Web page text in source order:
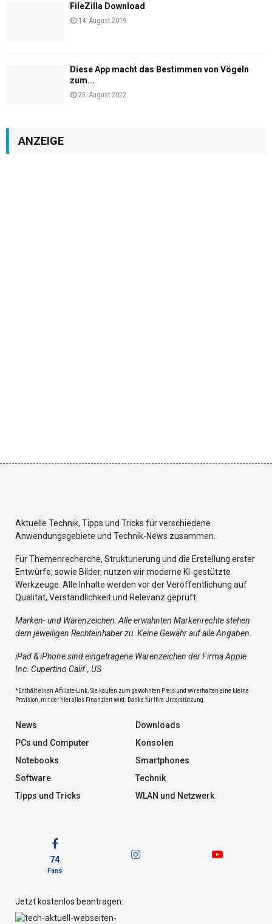
FileZilla Download
14. August 2019
Diese App macht das Bestimmen von Vögeln
zum...
25. August 2022
ANZEIGE
Aktuelle Technik, Tipps und Tricks für verschiedene
Anwendungsgebiete und Technik-News zusammen.
Für Themenrecherche, Strukturierung und die Erstellung erster
Entwürfe, sowie Bilder, nutzen wir moderne KI-gestützte
Werkzeuge. Alle Inhalte werden vor der Veröffentlichung auf
Qualität, Verständlichkeit und Relevanz geprüft.
Marken- und Warenzeichen: Alle erwähnten Markenrechte stehen
dem jeweiligen Rechteinhaber zu. Keine Gewähr auf alle Angaben.
iPad & iPhone sind eingetragene Warenzeichen der Firma Apple
Inc. Cupertino Calif., US
*Enthält einen Affiliate-Link. Sie kaufen zum gewohnten Preis und wir erhalten eine kleine
Provision, mit der hier alles Finanziert wird. Danke für Ihre Unterstützung.
News
Downloads
PCs und Computer
Konsolen
Notebooks
Smartphones
Software
Technik
Tipps und Tricks
WLAN und Netzwerk
74
Fans
Jetzt kostenlos beantragen: